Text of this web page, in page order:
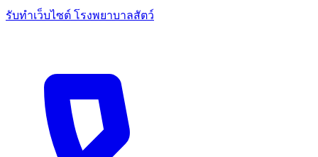
รับทำเว็บไซต์ โรงพยาบาลสัตว์